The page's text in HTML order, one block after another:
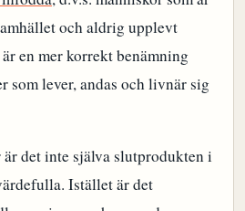
och aldrig upplevt
en mer korrekt benämning
som lever, andas och livnär sig
är det inte själva slutprodukten i
Istället är det